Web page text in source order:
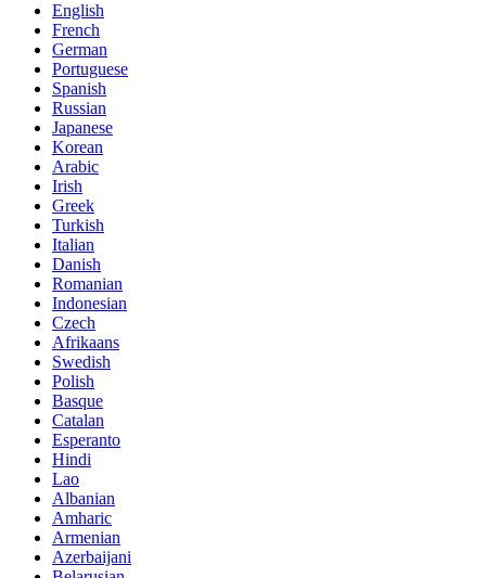
English
French
German
Portuguese
Spanish
Russian
Japanese
Korean
Arabic
Irish
Greek
Turkish
Italian
Danish
Romanian
Indonesian
Czech
Afrikaans
Swedish
Polish
Basque
Catalan
Esperanto
Hindi
Lao
Albanian
Amharic
Armenian
Azerbaijani